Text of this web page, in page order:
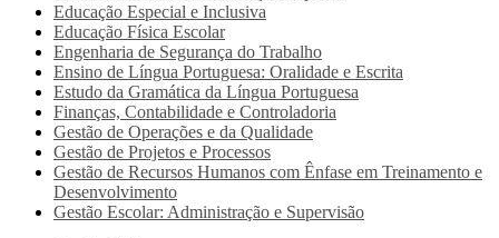
Educação Especial e Inclusiva
Educação Física Escolar
Engenharia de Segurança do Trabalho
Ensino de Língua Portuguesa: Oralidade e Escrita
Estudo da Gramática da Língua Portuguesa
Finanças, Contabilidade e Controladoria
Gestão de Operações e da Qualidade
Gestão de Projetos e Processos
Gestão de Recursos Humanos com Ênfase em Treinamento e
Desenvolvimento
Gestão Escolar: Administração e Supervisão